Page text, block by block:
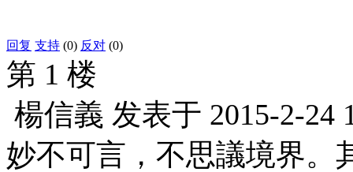
回复 支持 (0) 反对 (0)
第 1 楼
楊信義 发表于 2015-2-24
妙不可言，不思議境界。